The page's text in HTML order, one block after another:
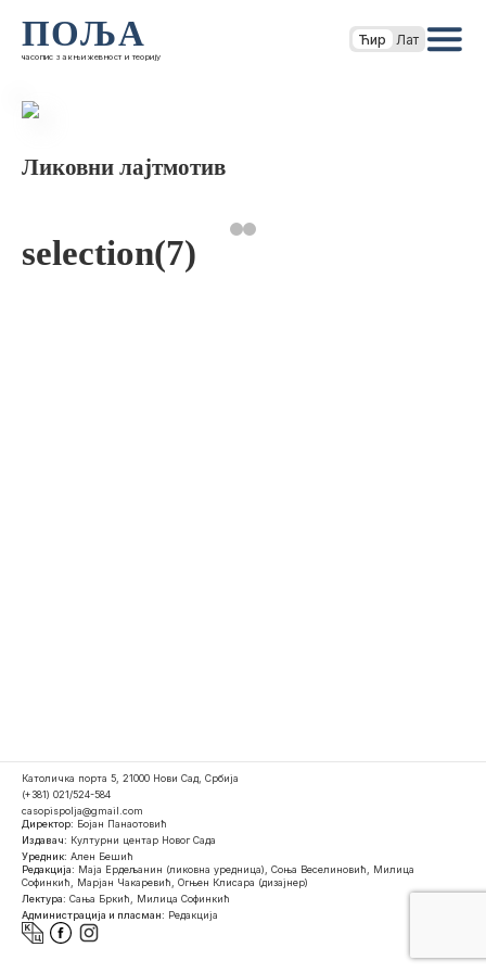
ПОЉА
часопис за књижевност и теорију
Ћир Лат
Ликовни лајтмотив
selection(7)
Католичка порта 5, 21000 Нови Сад, Србија
(+381) 021/524-584
casopispolja@gmail.com
Директор: Бојан Панаотовић
Издавач: Културни центар Новог Сада
Уредник: Ален Бешић
Редакција: Маја Ердељанин (ликовна уредница), Соња Веселиновић, Милица
Софинкић, Марјан Чакаревић, Огњен Клисара (дизајнер)
Лектура: Сања Бркић, Милица Софинкић
Администрација и пласман: Редакција